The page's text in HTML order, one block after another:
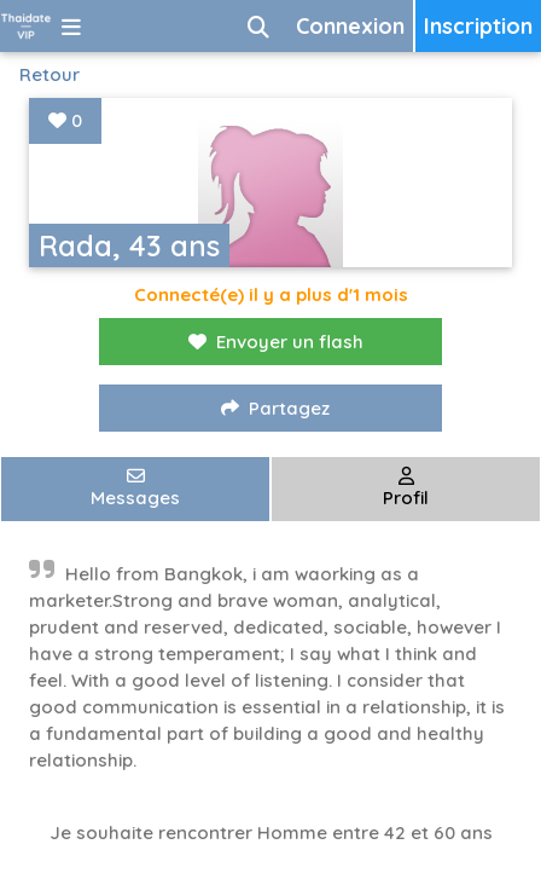
Inscription
Connexion
Retour
Rada, 43 ans
0
Connecté(e) il y a plus d'1 mois
Envoyer un flash
Partagez
Messages Profil
Hello from Bangkok, i am waorking as a
marketer.Strong and brave woman, analytical,
prudent and reserved, dedicated, sociable, however I
have a strong temperament; I say what I think and
feel. With a good level of listening. I consider that
good communication is essential in a relationship, it is
a fundamental part of building a good and healthy
relationship.
Je souhaite rencontrer Homme entre 42 et 60 ans